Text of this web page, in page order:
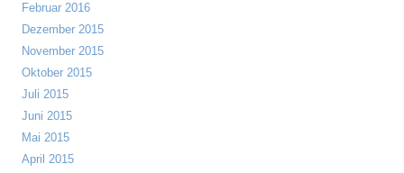
Februar 2016
Dezember 2015
November 2015
Oktober 2015
Juli 2015
Juni 2015
Mai 2015
April 2015